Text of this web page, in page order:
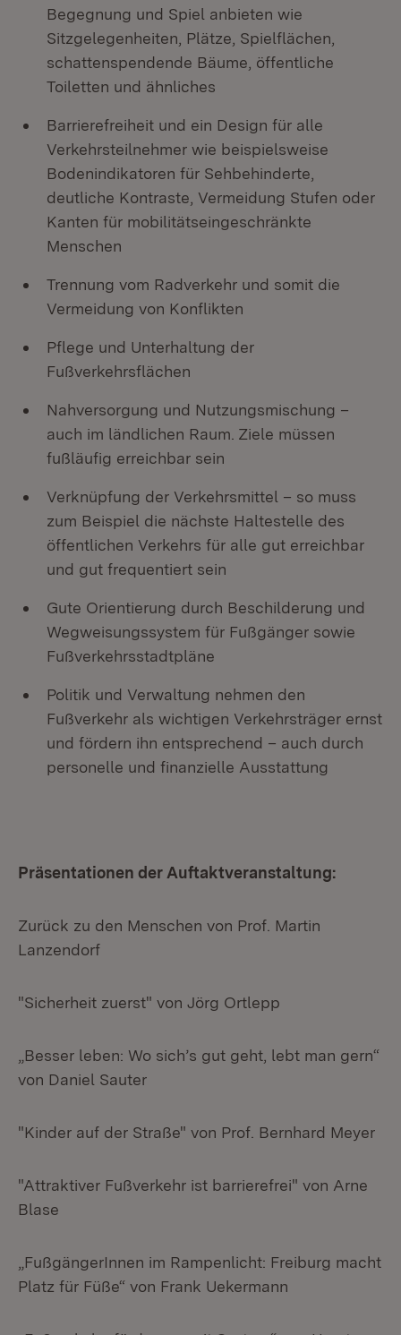
Begegnung und Spiel anbieten wie
Sitzgelegenheiten, Plätze, Spielflächen,
schattenspendende Bäume, öffentliche
Toiletten und ähnliches
Barrierefreiheit und ein Design für alle
Verkehrsteilnehmer wie beispielsweise
Bodenindikatoren für Sehbehinderte,
deutliche Kontraste, Vermeidung Stufen oder
Kanten für mobilitätseingeschränkte
Menschen
Trennung vom Radverkehr und somit die
Vermeidung von Konflikten
Pflege und Unterhaltung der
Fußverkehrsflächen
Nahversorgung und Nutzungsmischung –
auch im ländlichen Raum. Ziele müssen
fußläufig erreichbar sein
Verknüpfung der Verkehrsmittel – so muss
zum Beispiel die nächste Haltestelle des
öffentlichen Verkehrs für alle gut erreichbar
und gut frequentiert sein
Gute Orientierung durch Beschilderung und
Wegweisungssystem für Fußgänger sowie
Fußverkehrsstadtpläne
Politik und Verwaltung nehmen den
Fußverkehr als wichtigen Verkehrsträger ernst
und fördern ihn entsprechend – auch durch
personelle und finanzielle Ausstattung
Präsentationen der Auftaktveranstaltung:
Zurück zu den Menschen von Prof. Martin
Lanzendorf
"Sicherheit zuerst" von Jörg Ortlepp
„Besser leben: Wo sich’s gut geht, lebt man gern“
von Daniel Sauter
"Kinder auf der Straße" von Prof. Bernhard Meyer
"Attraktiver Fußverkehr ist barrierefrei" von Arne
Blase
„FußgängerInnen im Rampenlicht: Freiburg macht
Platz für Füße“ von Frank Uekermann